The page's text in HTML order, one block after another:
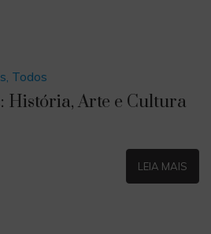
Todos
História, Arte e Cultura
LEIA MAIS